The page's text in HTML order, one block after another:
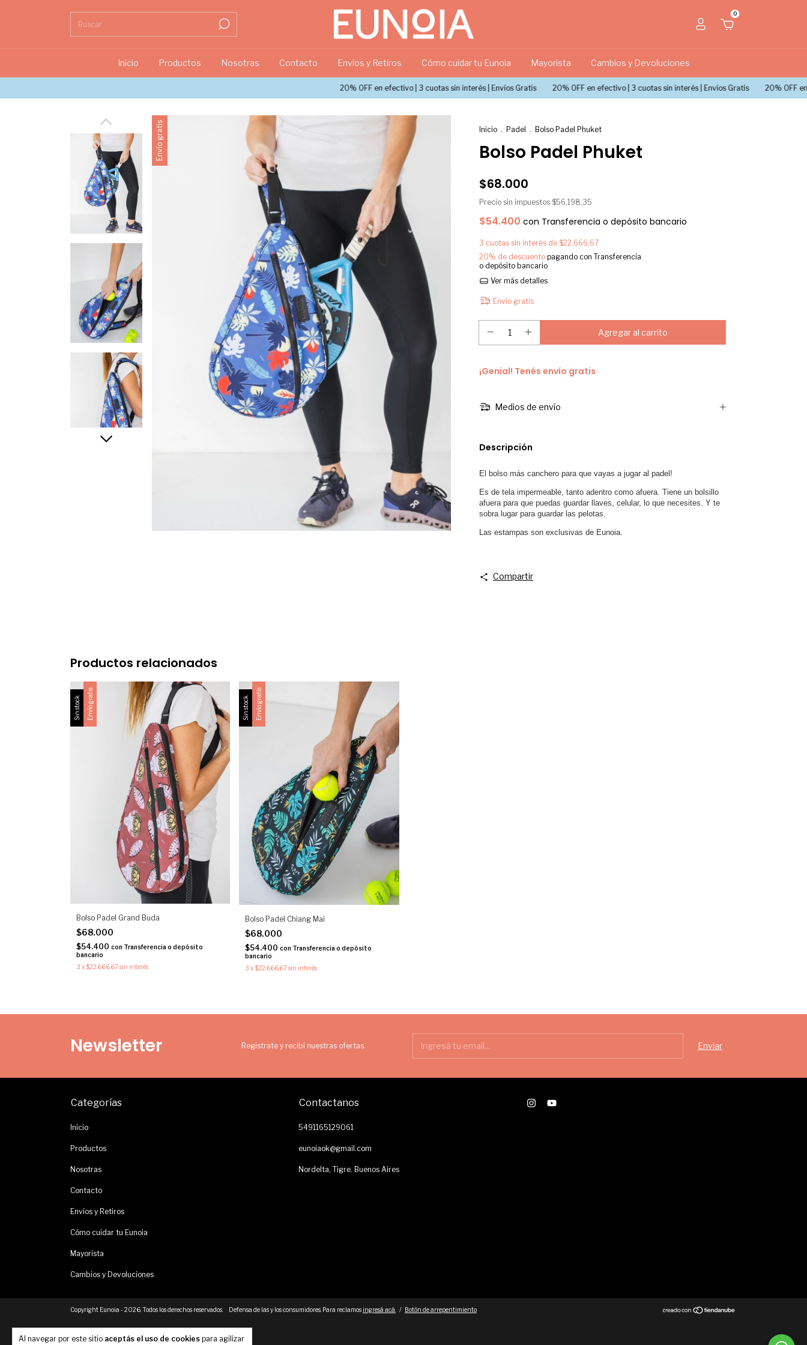
0
Inicio Productos Nosotras Contacto Envíos y Retiros Cómo cuidar tu Eunoia Mayorista Cambios y Devoluciones
20% OFF en efectivo | 3 cuotas sin interés | Envíos Gratis 20% OFF en efectivo | 3 cuotas sin interés | Envíos Gratis 20% OFF en efectivo
Al navegar por este sitio aceptás el uso de cookies para agilizar
Envío gratis Inicio . Padel . Bolso Padel Phuket
Bolso Padel Phuket
$68.000
Precio sin impuestos $56.198,35
$54.400 con Transferencia o depósito bancario
3 cuotas sin interés de $22.666,67
20% de descuento pagando con Transferencia
o depósito bancario
Ver más detalles
Envío gratis
¡Genial! Tenés envío gratis
Medios de envío
Descripción
El bolso más canchero para que vayas a jugar al padel!
Es de tela impermeable, tanto adentro como afuera. Tiene un bolsillo
afuera para que puedas guardar llaves, celular, lo que necesites. Y te
sobra lugar para guardar las pelotas.
Las estampas son exclusivas de Eunoia.
Compartir
Productos relacionados
Sin stock Envío gratis
Bolso Padel Grand Buda
$68.000
$54.400 con Transferencia o depósito
bancario
3 x$22.666,67sin interés
Sin stock Envío gratis
Bolso Padel Chiang Mai
$68.000
$54.400con Transferencia o depósito
bancario
3 x$22.666,67sin interés
Newsletter Registrate y recibí nuestras ofertas.
Categorías
Inicio
Productos
Nosotras
Contacto
Envíos y Retiros
Cómo cuidar tu Eunoia
Mayorista
Cambios y Devoluciones
Contactanos
5491165129061
eunoiaok@gmail.com
Nordelta, Tigre. Buenos Aires
Copyright Eunoia - 2026. Todos los derechos reservados. Defensa de las y los consumidores. Para reclamos ingresá acá. / Botón de arrepentimiento